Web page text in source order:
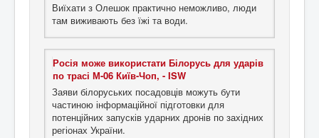
Виїхати з Олешок практично неможливо, люди
там виживають без їжі та води.
Росія може використати Білорусь для ударів
по трасі М-06 Київ-Чоп, - ISW
Заяви білоруських посадовців можуть бути
частиною інформаційної підготовки для
потенційних запусків ударних дронів по західних
регіонах України.